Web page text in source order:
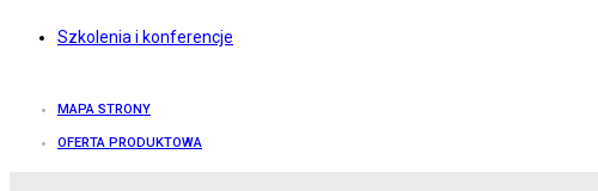
Szkolenia i konferencje
MAPA STRONY
OFERTA PRODUKTOWA